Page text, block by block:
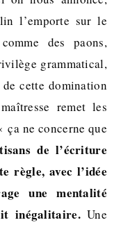
l’emporte sur le
des paons,
grammatical,
cette domination
remet les
ça ne concerne que
de l’écriture
règle, avec l’idée
une mentalité
inégalitaire.Une